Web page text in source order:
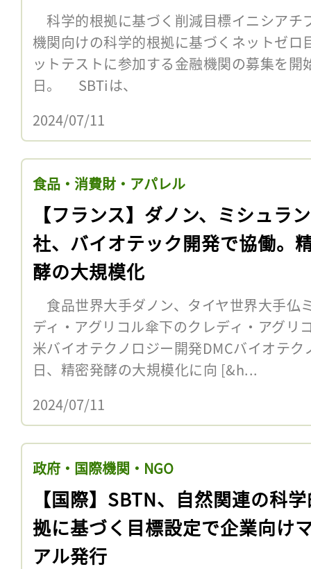
科学的根拠に基づく削減目標イニシアチ
機関向けの科学的根拠に基づくネットゼロ
ットテストに参加する金融機関の募集を
日。 SBTiは、
2024/07/11
食品・消費財・アパレル
【フランス】ダノン、ミシュラ
社、バイオテック開発で協働。
酵の大規模化
食品世界大手ダノン、タイヤ世界大手仏
ディ・アグリコル傘下のクレディ・アグリ
米バイオテクノロジー開発DMCバイオテ
日、精密発酵の大規模化に向 [&h...
2024/07/11
政府・国際機関・NGO
【国際】SBTN、自然関連の科
拠に基づく目標設定で企業向け
アル発行